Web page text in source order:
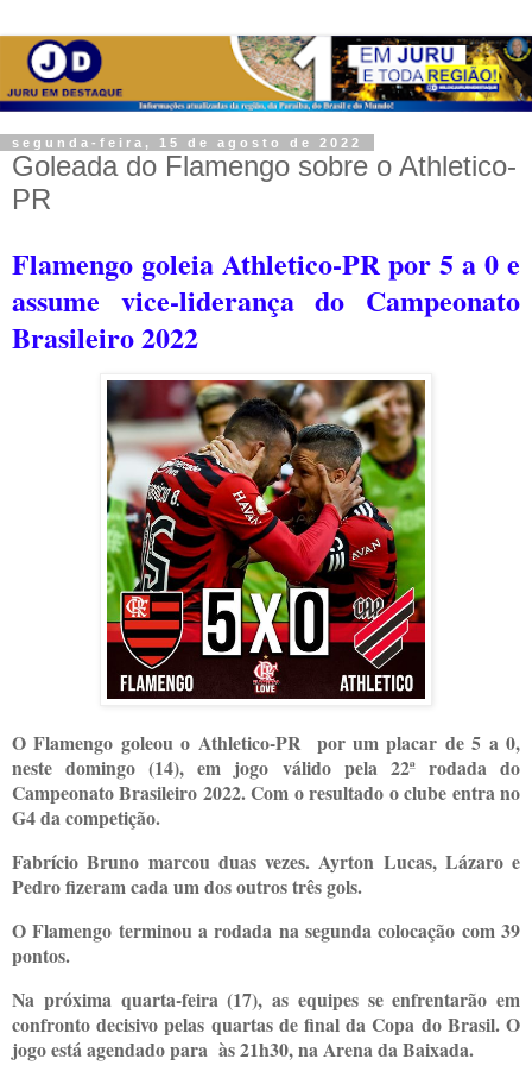
segunda-feira, 15 de agosto de 2022
Goleada do Flamengo sobre o Athletico-
PR
Flamengo goleia Athletico-PR por 5 a 0 e
assume vice-liderança do Campeonato
Brasileiro 2022
O Flamengo goleou o Athletico-PR por um placar de 5 a 0,
neste domingo (14), em jogo válido pela 22ª rodada do
Campeonato Brasileiro 2022. Com o resultado o clube entra no
G4 da competição.
Fabrício Bruno marcou duas vezes. Ayrton Lucas, Lázaro e
Pedro fizeram cada um dos outros três gols.
O Flamengo terminou a rodada na segunda colocação com 39
pontos.
Na próxima quarta-feira (17), as equipes se enfrentarão em
confronto decisivo pelas quartas de final da Copa do Brasil. O
jogo está agendado para às 21h30, na Arena da Baixada.